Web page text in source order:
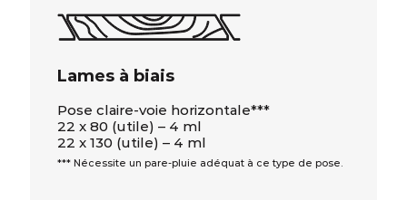
Lames à biais
Pose claire-voie horizontale***
22 x 80 (utile) – 4 ml
22 x 130 (utile) – 4 ml
*** Nécessite un pare-pluie adéquat à ce type de pose.